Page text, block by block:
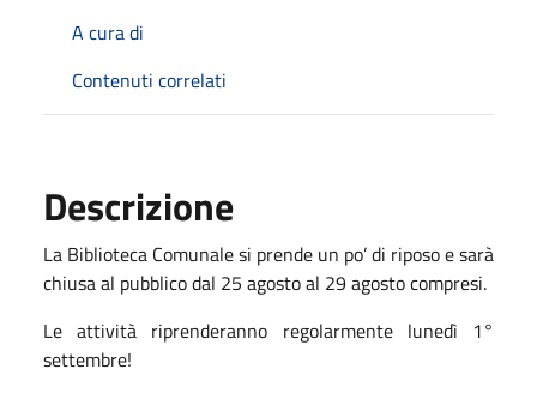
A cura di
Contenuti correlati
Descrizione
La Biblioteca Comunale si prende un po’ di riposo e sarà
chiusa al pubblico dal 25 agosto al 29 agosto compresi.
Le attività riprenderanno regolarmente lunedì 1°
settembre!